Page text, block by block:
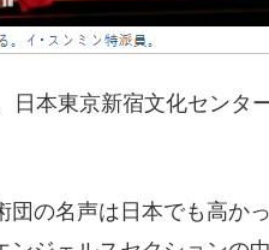
本東京新宿文化セン
の名声は日本でも高